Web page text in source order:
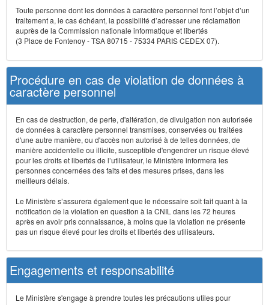
Toute personne dont les données à caractère personnel font l’objet d’un
traitement a, le cas échéant, la possibilité d’adresser une réclamation
auprès de la Commission nationale informatique et libertés
(3 Place de Fontenoy - TSA 80715 - 75334 PARIS CEDEX 07).
Procédure en cas de violation de données à
caractère personnel
En cas de destruction, de perte, d'altération, de divulgation non autorisée
de données à caractère personnel transmises, conservées ou traitées
d'une autre manière, ou d'accès non autorisé à de telles données, de
manière accidentelle ou illicite, susceptible d'engendrer un risque élevé
pour les droits et libertés de l’utilisateur, le Ministère informera les
personnes concernées des faits et des mesures prises, dans les
meilleurs délais.
Le Ministère s’assurera également que le nécessaire soit fait quant à la
notification de la violation en question à la CNIL dans les 72 heures
après en avoir pris connaissance, à moins que la violation ne présente
pas un risque élevé pour les droits et libertés des utilisateurs.
Engagements et responsabilité
Le Ministère s'engage à prendre toutes les précautions utiles pour